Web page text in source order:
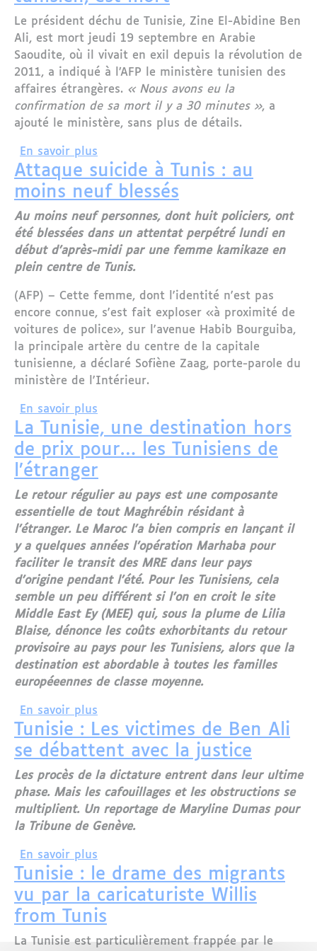
Le président déchu de Tunisie, Zine El-Abidine Ben
Ali, est mort jeudi 19 septembre en Arabie
Saoudite, où il vivait en exil depuis la révolution de
2011, a indiqué à l’AFP le ministère tunisien des
affaires étrangères. « Nous avons eu la
confirmation de sa mort il y a 30 minutes », a
ajouté le ministère, sans plus de détails.
En savoir plus
Attaque suicide à Tunis : au
moins neuf blessés
Au moins neuf personnes, dont huit policiers, ont
été blessées dans un attentat perpétré lundi en
début d'après-midi par une femme kamikaze en
plein centre de Tunis.
(AFP) – Cette femme, dont l'identité n'est pas
encore connue, s'est fait exploser «à proximité de
voitures de police», sur l'avenue Habib Bourguiba,
la principale artère du centre de la capitale
tunisienne, a déclaré Sofiène Zaag, porte-parole du
ministère de l'Intérieur.
En savoir plus
La Tunisie, une destination hors
de prix pour… les Tunisiens de
l’étranger
Le retour régulier au pays est une composante
essentielle de tout Maghrébin résidant à
l'étranger. Le Maroc l'a bien compris en lançant il
y a quelques années l’opération Marhaba pour
faciliter le transit des MRE dans leur pays
d'origine pendant l'été. Pour les Tunisiens, cela
semble un peu différent si l'on en croit le site
Middle East Ey (MEE) qui, sous la plume de Lilia
Blaise, dénonce les coûts exhorbitants du retour
provisoire au pays pour les Tunisiens, alors que la
destination est abordable à toutes les familles
européeennes de classe moyenne.
En savoir plus
Tunisie : Les victimes de Ben Ali
se débattent avec la justice
Les procès de la dictature entrent dans leur ultime
phase. Mais les cafouillages et les obstructions se
multiplient. Un reportage de Maryline Dumas pour
la Tribune de Genève.
En savoir plus
Tunisie : le drame des migrants
vu par la caricaturiste Willis
from Tunis
La Tunisie est particulièrement frappée par le